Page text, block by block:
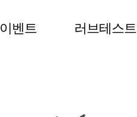
이벤트 러브테스트